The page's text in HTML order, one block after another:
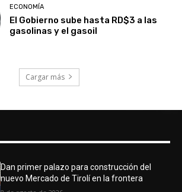
ECONOMÍA
El Gobierno sube hasta RD$3 a las
gasolinas y el gasoil
Cargar más
Dan primer palazo para construcción del
nuevo Mercado de Tirolí en la frontera